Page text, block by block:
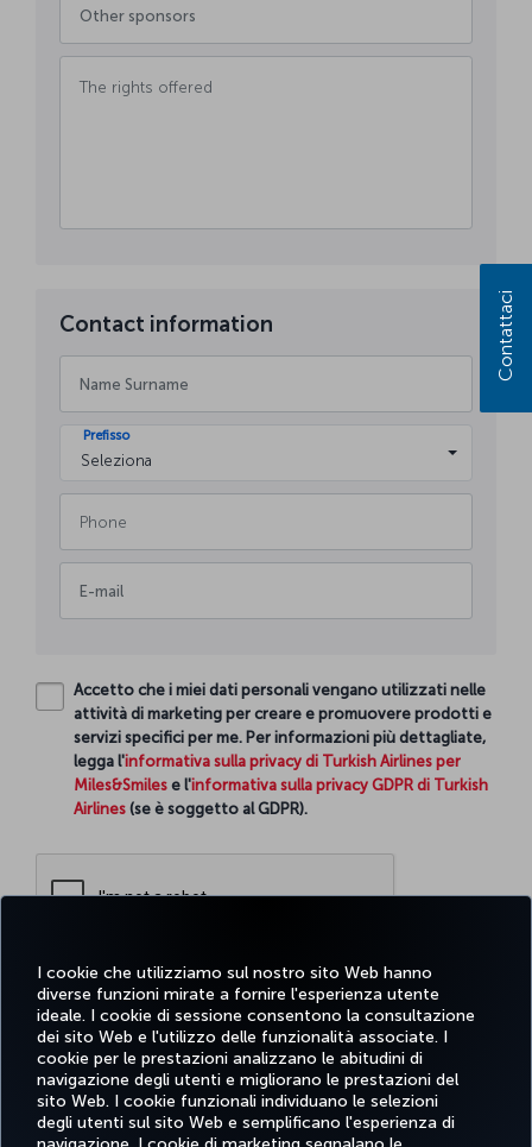
I cookie che utilizziamo sul nostro sito Web hanno
diverse funzioni mirate a fornire l'esperienza utente
ideale. I cookie di sessione consentono la consultazione
dei sito Web e l'utilizzo delle funzionalità associate. I
cookie per le prestazioni analizzano le abitudini di
navigazione degli utenti e migliorano le prestazioni del
sito Web. I cookie funzionali individuano le selezioni
degli utenti sul sito Web e semplificano l'esperienza di
Contact information
Prefisso
Seleziona
Accetto che i miei dati personali vengano utilizzati nelle
attività di marketing per creare e promuovere prodotti e
servizi specifici per me. Per informazioni più dettagliate,
legga l'informativa sulla privacy di Turkish Airlines per
Miles&Smiles e l'informativa sulla privacy GDPR di Turkish
Airlines (se è soggetto al GDPR).
Continue
Facebook
TwitterInstagram
YouTubeLinkedIn
TikTokBlog
Contattaci